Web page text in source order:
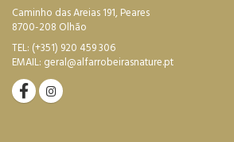
Caminho das Areias 191, Peares
8700-208 Olhão
TEL: (+351) 920 459 306
EMAIL: geral@alfarrobeirasnature.pt